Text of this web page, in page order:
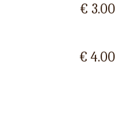
€ 3.00
€ 4.00